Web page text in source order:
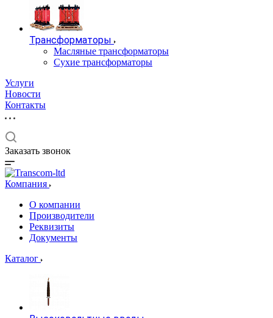
Трансформаторы
Масляные трансформаторы
Сухие трансформаторы
Услуги
Новости
Контакты
Заказать звонок
Компания
О компании
Производители
Реквизиты
Документы
Каталог